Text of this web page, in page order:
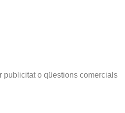
publicitat o qüestions comercials